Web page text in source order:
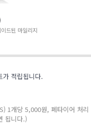
드된 마일리지
가 적립됩니다.
1개당 5,000원, 폐타이어 처리
됩니다.)